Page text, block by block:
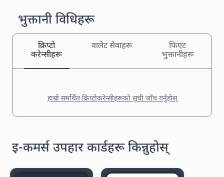
भुक्तानी विधिहरू
क्रिप्टो
करेन्सीहरू
वालेट सेवाहरू
फिएट
भुक्तानीहरू
हाम्रो समर्थित क्रिप्टोकरेन्सीहरूको सूची जाँच गर्नुहोस्
इ-कमर्स उपहार कार्डहरू किन्नुहोस्